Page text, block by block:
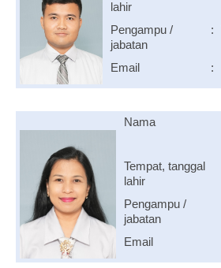
lahir
Pengampu /
jabatan
:
Email :
Nama
Tempat, tanggal
lahir
Pengampu /
jabatan
Email